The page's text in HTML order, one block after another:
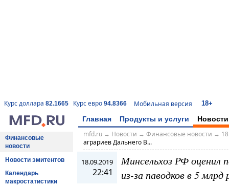
Курс доллара 82.1665 Курс евро 94.8366 Мобильная версия 18+
Главная Продукты и услуги Новости
Финансовые
новости
Новости эмитентов
Календарь
макростатистики
mfd.ru→ Новости → Финансовые новости →
аграриев Дальнего В...
18.09.2019
22:41
Минсельхоз РФ оценил
из-за паводков в 5 млрд